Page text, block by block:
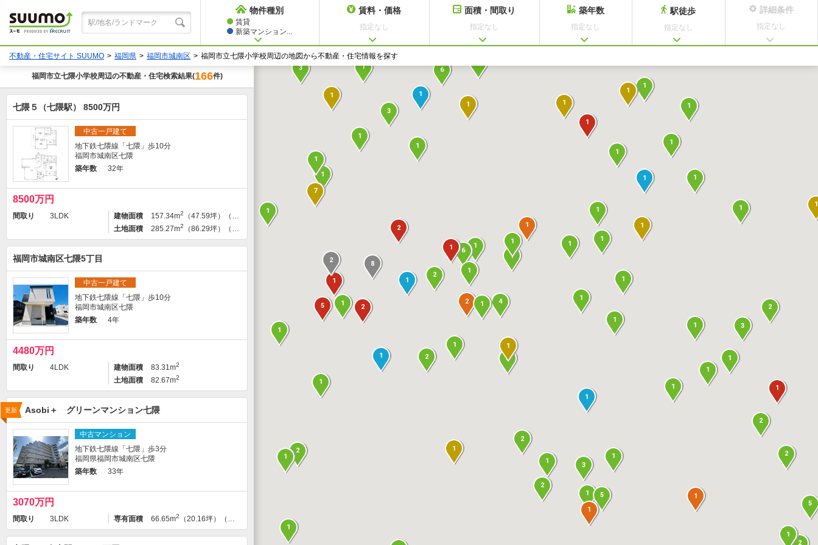
物件種別
賃貸
新築マンション...
賃料・価格
指定なし
面積・間取り
指定なし
築年数
指定なし
駅徒歩
指定なし
詳細条件
指定なし
不動産・住宅サイト SUUMO 福岡県 福岡市城南区 福岡市立七隈小学校周辺の地図から不動産・住宅情報を探す
1
1
1
1
2
5
2
1
3
2
1
1
1
3
1
1
2
3
2 4
1
2
1
6
1
1
2
3
1
1
1
2
1
1
2
1
1
1
6
1
1
1
2
1
8
1
1
1
1
1
2
1
1
1
1
1
2
2
1
1
1
2
1
1
1
5
1
1
1
1
1
1
1
1
1
1
7
1
5
1
1
1
1
福岡市立七隈小学校周辺の不動産・住宅検索結果(166件)
七隈５（七隈駅） 8500万円
中古一戸建て
地下鉄七隈線「七隈」歩10分
福岡市城南区七隈
築年数
32年
8500万円
間取り 3LDK 建物面積 157.34m2
（47.59坪）（登記）
土地面積
285.27m2 （86.29坪）（登記）
福岡市城南区七隈5丁目
中古一戸建て
地下鉄七隈線「七隈」歩10分
福岡市城南区七隈
築年数
4年
4480万円
間取り 4LDK 建物面積 83.31m2
土地面積 82.67m2
更新 Asobi＋ グリーンマンション七隈
中古マンション
地下鉄七隈線「七隈」歩3分
福岡県福岡市城南区七隈
築年数
33年
3070万円
間取り 3LDK 専有面積 66.65m2 （20.16坪）（壁芯）